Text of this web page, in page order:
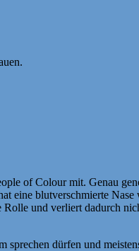
of Colour mit. Genau
eine blutverschmierte
und verliert dadurch
sprechen dürfen und